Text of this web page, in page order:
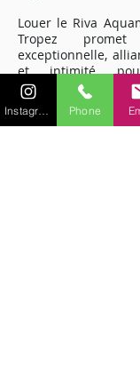
Louer le Riva
Tropez
exceptionnelle,
et intimité
mémorable sur
Embarquez pour
unique etPhone